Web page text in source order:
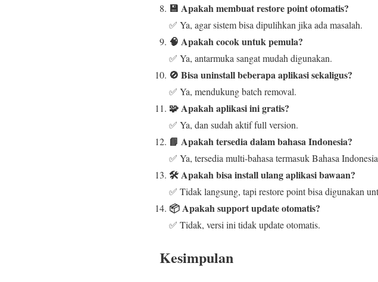
💾 Apakah membuat restore point otomatis?
✅ Ya, agar sistem bisa dipulihkan jika ada masalah.
🧠 Apakah cocok untuk pemula?
✅ Ya, antarmuka sangat mudah digunakan.
🚫 Bisa uninstall beberapa aplikasi sekaligus?
✅ Ya, mendukung batch removal.
🧩 Apakah aplikasi ini gratis?
✅ Ya, dan sudah aktif full version.
📘 Apakah tersedia dalam bahasa Indonesia?
✅ Ya, tersedia multi-bahasa termasuk Bahasa
🛠️ Apakah bisa install ulang aplikasi bawaan?
✅ Tidak langsung, tapi restore point bisa digunakan
📦 Apakah support update otomatis?
✅ Tidak, versi ini tidak update otomatis.
Kesimpulan